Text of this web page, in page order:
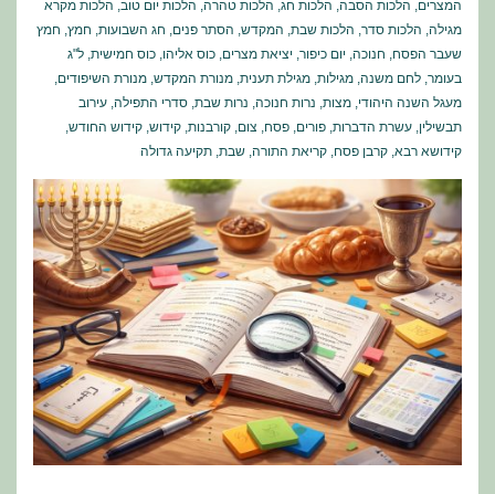
המצרים, הלכות הסבה, הלכות חג, הלכות טהרה, הלכות יום טוב, הלכות מקרא
מגילה, הלכות סדר, הלכות שבת, המקדש, הסתר פנים, חג השבועות, חמץ, חמץ
שעבר הפסח, חנוכה, יום כיפור, יציאת מצרים, כוס אליהו, כוס חמישית, ל"ג
בעומר, לחם משנה, מגילות, מגילת תענית, מנורת המקדש, מנורת השיפודים,
מעגל השנה היהודי, מצות, נרות חנוכה, נרות שבת, סדרי התפילה, עירוב
תבשילין, עשרת הדברות, פורים, פסח, צום, קורבנות, קידוש, קידוש החודש,
קידושא רבא, קרבן פסח, קריאת התורה, שבת, תקיעה גדולה